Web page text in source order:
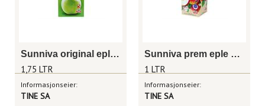
Sunniva original eple 1,75 liter
1,75 LTR
Informasjonseier:
TINE SA
Sunniva prem eple hardanger 1l
1 LTR
Informasjonseier:
TINE SA